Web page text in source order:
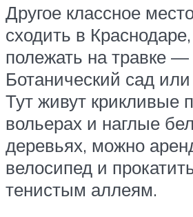
Другое классное
сходить в
полежать на травке —
Ботанический сад
Тут живут крикливые
вольерах и наглые
деревьях, можно
велосипед и
тенистым аллеям.